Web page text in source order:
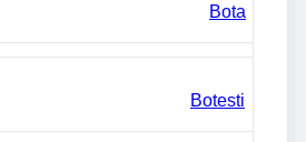
Bota
Botesti